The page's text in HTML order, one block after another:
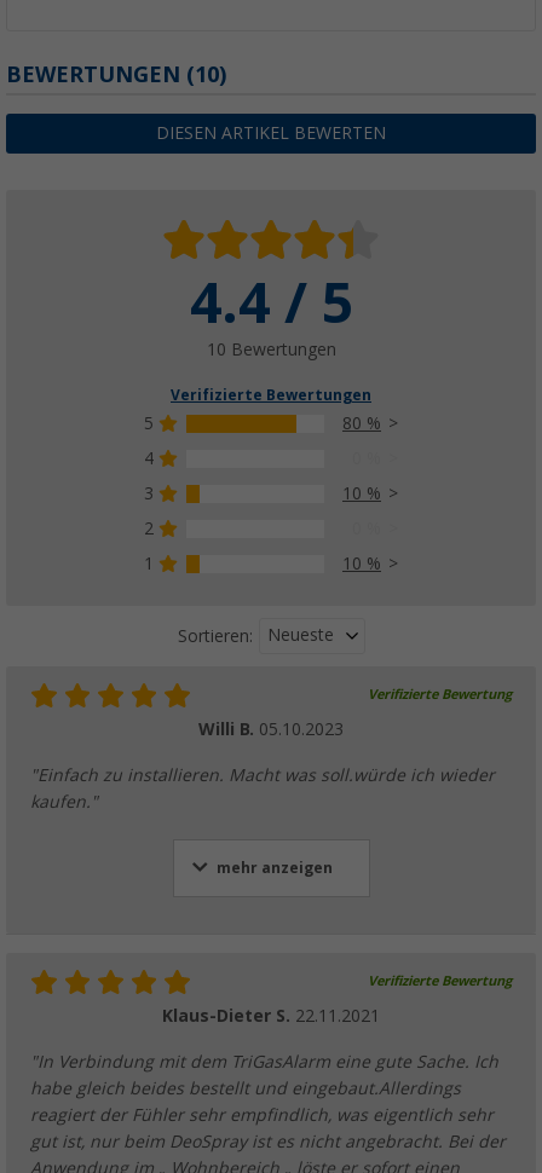
BEWERTUNGEN (10)
DIESEN ARTIKEL BEWERTEN
4.4 / 5
10 Bewertungen
Verifizierte Bewertungen
5
80 %
4
3
10 %
2
1
10 %
Sortieren: Neueste
Verifizierte Bewertung
Willi B. 05.10.2023
"Einfach zu installieren. Macht was soll.würde ich wieder
kaufen."
mehr anzeigen
Verifizierte Bewertung
Klaus-Dieter S. 22.11.2021
"In Verbindung mit dem TriGasAlarm eine gute Sache. Ich
habe gleich beides bestellt und eingebaut.Allerdings
reagiert der Fühler sehr empfindlich, was eigentlich sehr
gut ist, nur beim DeoSpray ist es nicht angebracht. Bei der
Anwendung im „ Wohnbereich „ löste er sofort einen